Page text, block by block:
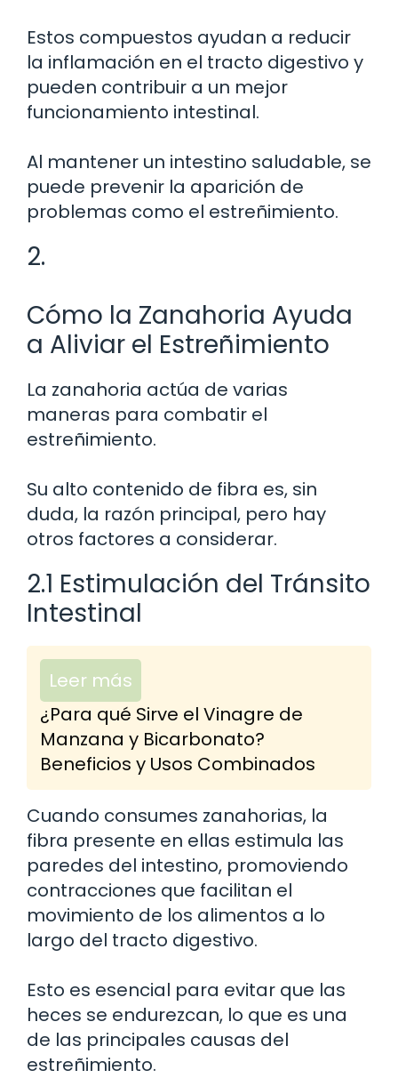
Estos compuestos ayudan a reducir
la inflamación en el tracto digestivo y
pueden contribuir a un mejor
funcionamiento intestinal.
Al mantener un intestino saludable, se
puede prevenir la aparición de
problemas como el estreñimiento.
2.
Cómo la Zanahoria Ayuda
a Aliviar el Estreñimiento
La zanahoria actúa de varias
maneras para combatir el
estreñimiento.
Su alto contenido de fibra es, sin
duda, la razón principal, pero hay
otros factores a considerar.
2.1 Estimulación del Tránsito
Intestinal
Leer más
¿Para qué Sirve el Vinagre de
Manzana y Bicarbonato?
Beneficios y Usos Combinados
Cuando consumes zanahorias, la
fibra presente en ellas estimula las
paredes del intestino, promoviendo
contracciones que facilitan el
movimiento de los alimentos a lo
largo del tracto digestivo.
Esto es esencial para evitar que las
heces se endurezcan, lo que es una
de las principales causas del
estreñimiento.